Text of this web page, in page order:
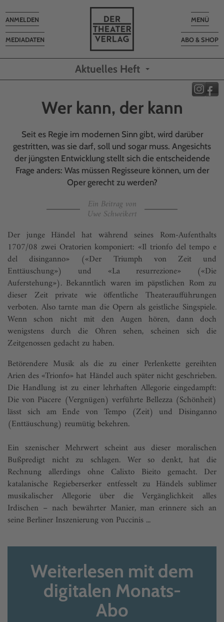
Toggle
MENÜ
ABO & SHOP
MEDIADATEN
Toggle
navigation
ANMELDEN
Aktuelles Heft
Wer kann, der kann
Seit es Regie im modernen Sinn gibt, wird darüber
gestritten, was sie darf, soll und sogar muss. Angesichts
der jüngsten Entwicklung stellt sich die entscheidende
Frage anders: Was müssen Regisseure können, um der
Oper gerecht zu werden?
Ein Beitrag von
Uwe Schweikert
Der junge Händel hat während seines Rom-Aufenthalts
1707/08 zwei Oratorien komponiert: «Il trionfo del tempo e
del disinganno» («Der Triumph von Zeit und
Enttäuschung») und «La resurrezione» («Die
Auferstehung»). Bekanntlich waren im päpstlichen Rom zu
dieser Zeit private wie öffentliche Theateraufführungen
verboten. Also tarnte man die Opern als geistliche Singspiele.
Wenn schon nicht mit den Augen hören, dann doch
wenigstens durch die Ohren sehen, scheinen sich die
Zeitgenossen gedacht zu haben.
Betörendere Musik als die zu einer Perlenkette gereihten
Arien des «Trionfo» hat Händel auch später nicht geschrieben.
Die Handlung ist zu einer lehrhaften Allegorie eingedampft:
Die von Piacere (Vergnügen) verführte Bellezza (Schönheit)
lässt sich am Ende von Tempo (Zeit) und Disinganno
(Enttäuschung) reumütig bekehren.
Ein szenischer Mehrwert scheint aus dieser moralischen
Bußpredigt nicht zu schlagen. Wer so denkt, hat die
Rechnung allerdings ohne Calixto Bieito gemacht. Der
katalanische Regieberserker entfesselt zu Händels sublimer
musikalischer Allegorie über die Vergänglichkeit alles
Irdischen – nach bewährter Manier, man erinnere sich an
seine Berliner Inszenierung von Puccinis ...
Weiterlesen mit dem
digitalen Monats-
Abo